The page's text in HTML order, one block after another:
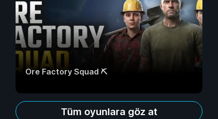
Ore Factory Squad ⛏️
Tüm oyunlara göz at